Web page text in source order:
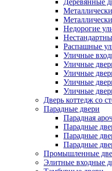
Деревянные
Недорогие
Распашные
Уличные
Уличные
Уличные
Уличные
Уличные
Дверь коттедж со
Парадные двери
Парадная
Парадные
Парадные
Парадные
Промышленные
Элитные входные